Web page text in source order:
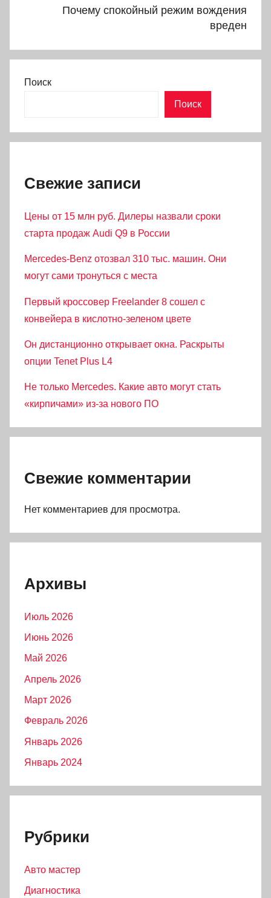
Почему спокойный режим вождения
вреден
Поиск
Поиск
Свежие записи
Цены от 15 млн руб. Дилеры назвали сроки
старта продаж Audi Q9 в России
Mercedes-Benz отозвал 310 тыс. машин. Они
могут сами тронуться с места
Первый кроссовер Freelander 8 сошел с
конвейера в кислотно-зеленом цвете
Он дистанционно открывает окна. Раскрыты
опции Tenet Plus L4
Не только Mercedes. Какие авто могут стать
«кирпичами» из-за нового ПО
Свежие комментарии
Нет комментариев для просмотра.
Архивы
Июль 2026
Июнь 2026
Май 2026
Апрель 2026
Март 2026
Февраль 2026
Январь 2026
Январь 2024
Рубрики
Авто мастер
Диагностика